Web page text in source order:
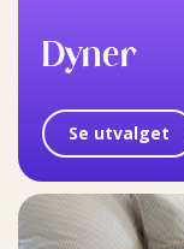
Dyner
Se utvalget